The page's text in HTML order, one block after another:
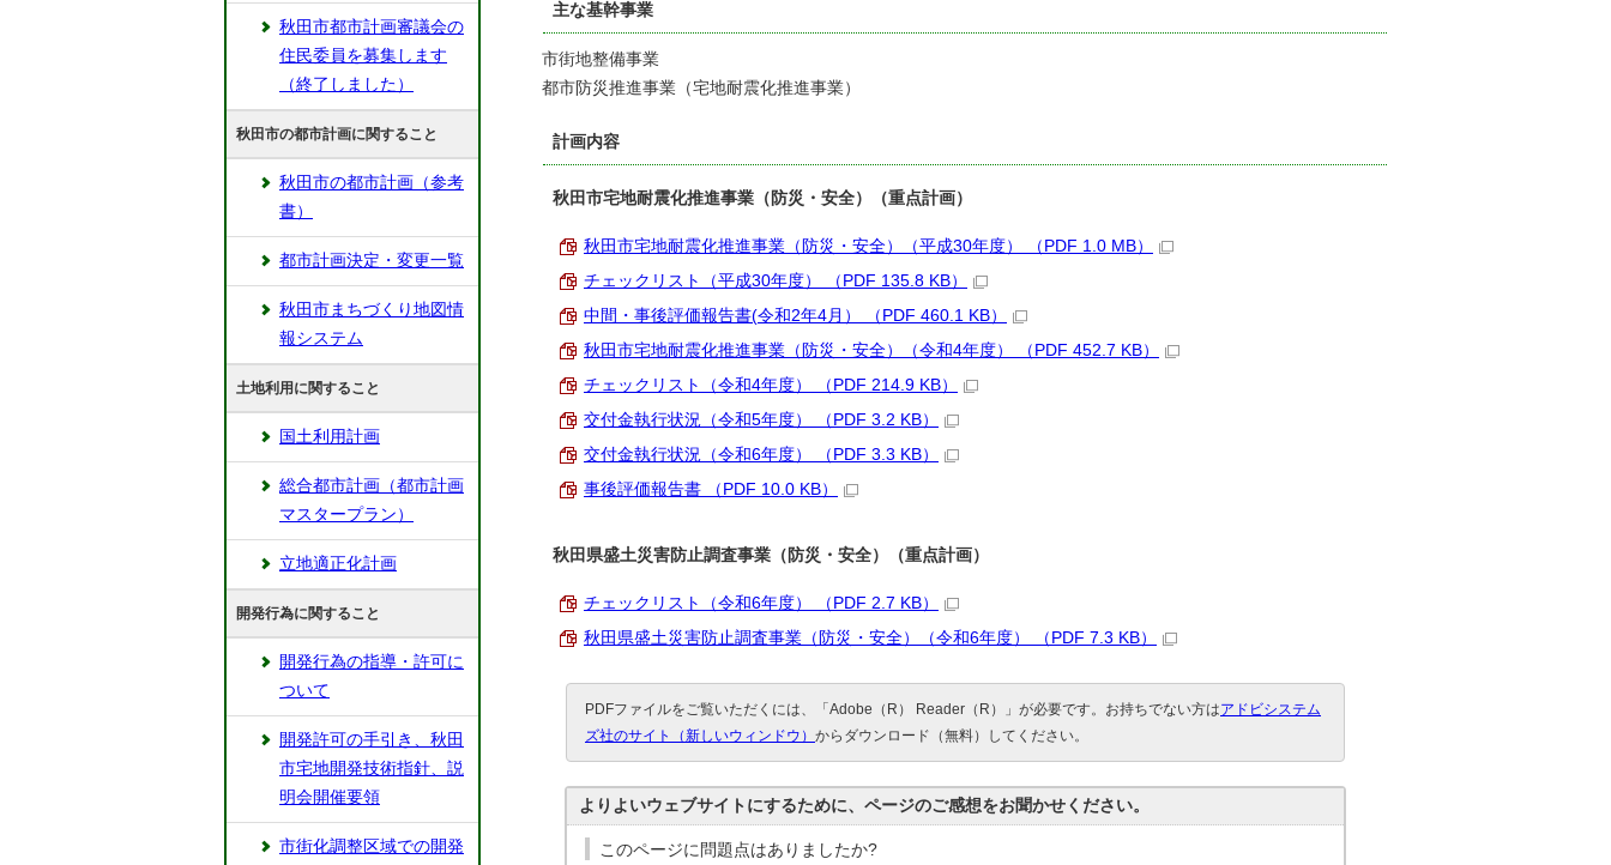
主な基幹事業
市街地整備事業
都市防災推進事業（宅地耐震化推進事業）
計画内容
秋田市宅地耐震化推進事業（防災・安全）（重点計画）
秋田市宅地耐震化推進事業（防災・安全）（平成30年度） （PDF 1.0 MB）
チェックリスト（平成30年度） （PDF 135.8 KB）
中間・事後評価報告書(令和2年4月） （PDF 460.1 KB）
秋田市宅地耐震化推進事業（防災・安全）（令和4年度） （PDF 452.7 KB）
チェックリスト（令和4年度） （PDF 214.9 KB）
交付金執行状況（令和5年度） （PDF 3.2 KB）
交付金執行状況（令和6年度） （PDF 3.3 KB）
事後評価報告書 （PDF 10.0 KB）
秋田県盛土災害防止調査事業（防災・安全）（重点計画）
チェックリスト（令和6年度） （PDF 2.7 KB）
秋田県盛土災害防止調査事業（防災・安全）（令和6年度） （PDF 7.3 KB）
PDFファイルをご覧いただくには、「Adobe（R） Reader（R）」が必要です。お持ちでない方はアドビシステム
ズ社のサイト（新しいウィンドウ） からダウンロード（無料）してください。
よりよいウェブサイトにするために、ページのご感想をお聞かせください。
このページに問題点はありましたか?
秋田市都市計画審議会の
住民委員を募集します
（終了しました）
秋田市の都市計画に関すること
秋田市の都市計画（参考
書）
都市計画決定・変更一覧
秋田市まちづくり地図情
報システム
土地利用に関すること
国土利用計画
総合都市計画（都市計画
マスタープラン）
立地適正化計画
開発行為に関すること
開発行為の指導・許可に
ついて
開発許可の手引き、秋田
市宅地開発技術指針、説
明会開催要領
市街化調整区域での開発